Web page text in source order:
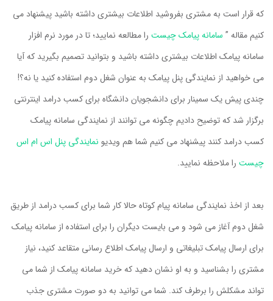
که قرار است به مشتری بفروشید اطلاعات بیشتری داشته باشید پیشنهاد می
کنیم مقاله ” سامانه پیامک چیست را مطالعه نمایید؛ تا در مورد نرم افزار
سامانه پیامک اطلاعات بیشتری داشته باشید و بتوانید تصمیم بگیرید که آیا
می خواهید از نمایندگی پنل پیامک به عنوان شغل دوم استفاده کنید یا نه؟!
چندی پیش یک سمینار برای دانشجویان دانشگاه برای کسب درامد اینترنتی
برگزار شد که توضیح دادیم چگونه می توانند از نمایندگی سامانه پیامک
کسب درامد کنند پیشنهاد می کنیم شما هم ویدیو نمایندگی پنل اس ام اس
چیست را ملاحظه نمایید.
بعد از اخذ نمایندگی سامانه پیام کوتاه حالا کار شما برای کسب درامد از طریق
شغل دوم آغاز می شود و می بایست دیگران را برای استفاده از سامانه پیامک
برای ارسال پیامک تبلیغاتی و ارسال پیامک اطلاع رسانی متقاعد کنید، نیاز
مشتری را بشناسید و به او نشان دهید که خرید سامانه پیامک از شما می
تواند مشکلش را برطرف کند. شما می توانید به دو صورت مشتری جذب